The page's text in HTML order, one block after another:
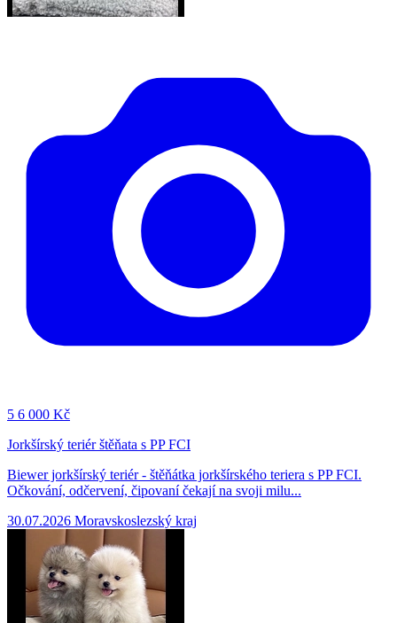
5 6 000 Kč
Jorkšírský teriér štěňata s PP FCI
Biewer jorkšírský teriér - štěňátka jorkšírského teriera s PP FCI.
Očkování, odčervení, čipovaní čekají na svoji milu...
30.07.2026 Moravskoslezský kraj